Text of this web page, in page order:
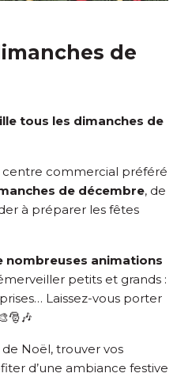
de
tous les dimanches de
centre commercial préféré
de décembre, de
à préparer les fêtes
nombreuses animations
petits et grands :
Laissez-vous porter
de Noël, trouver vos
d’une ambiance festive